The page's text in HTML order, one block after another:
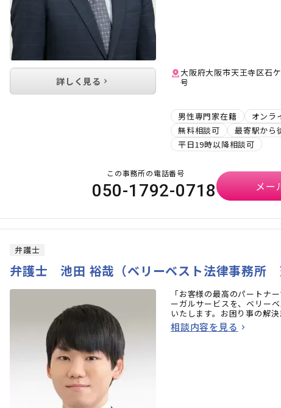
大阪府大阪市天王寺区石
号
男性専門家在籍 オンラ
無料相談可
最寄駅から
平日19時以降相談可
詳しく見る
この事務所の電話番号
050-1792-0718 メー
弁護士
弁護士 池田 裕哉（ベリーベスト法律事務所
「お客様の最高のパートナ
ーガルサービスを、ベリー
いたします。お困り事の解
相談内容を見る